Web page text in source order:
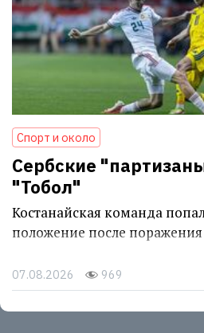
Спорт и около
Сербские
"Тобол"
Костанайская команда
положение после поражения
07.08.2026 969